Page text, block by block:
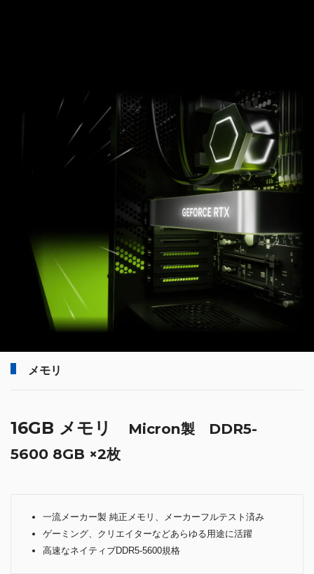
メモリ
16GB メモリ
Micron製 DDR5-
5600 8GB ×2枚
一流メーカー製 純正メモリ、メーカーフルテスト済み
ゲーミング、クリエイターなどあらゆる用途に活躍
高速なネイティブDDR5-5600規格